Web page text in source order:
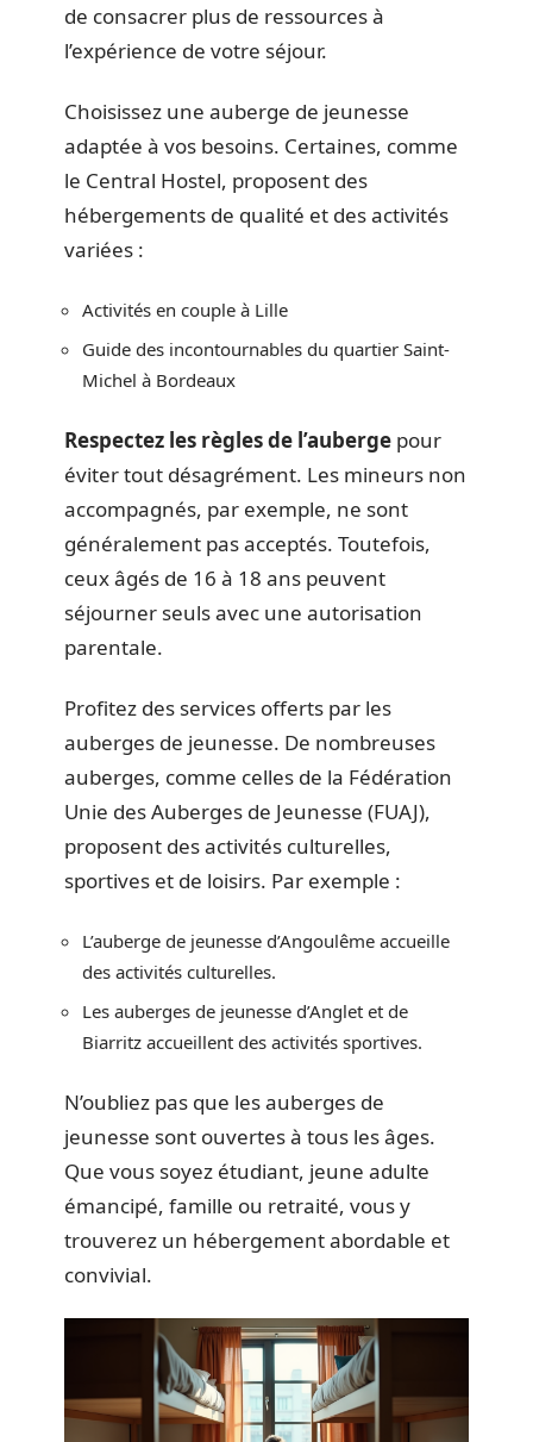
de consacrer plus de ressources à
l’expérience de votre séjour.
Choisissez une auberge de jeunesse
adaptée à vos besoins. Certaines, comme
le Central Hostel, proposent des
hébergements de qualité et des activités
variées :
Activités en couple à Lille
Guide des incontournables du quartier Saint-
Michel à Bordeaux
Respectez les règles de l’auberge pour
éviter tout désagrément. Les mineurs non
accompagnés, par exemple, ne sont
généralement pas acceptés. Toutefois,
ceux âgés de 16 à 18 ans peuvent
séjourner seuls avec une autorisation
parentale.
Profitez des services offerts par les
auberges de jeunesse. De nombreuses
auberges, comme celles de la Fédération
Unie des Auberges de Jeunesse (FUAJ),
proposent des activités culturelles,
sportives et de loisirs. Par exemple :
L’auberge de jeunesse d’Angoulême accueille
des activités culturelles.
Les auberges de jeunesse d’Anglet et de
Biarritz accueillent des activités sportives.
N’oubliez pas que les auberges de
jeunesse sont ouvertes à tous les âges.
Que vous soyez étudiant, jeune adulte
émancipé, famille ou retraité, vous y
trouverez un hébergement abordable et
convivial.